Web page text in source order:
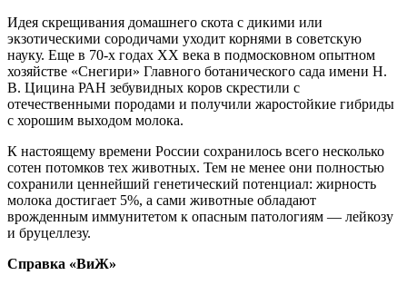
Идея скрещивания домашнего скота с дикими или
экзотическими сородичами уходит корнями в советскую
науку. Еще в 70-х годах XX века в подмосковном опытном
хозяйстве «Снегири» Главного ботанического сада имени Н.
В. Цицина РАН зебувидных коров скрестили с
отечественными породами и получили жаростойкие гибриды
с хорошим выходом молока.
К настоящему времени России сохранилось всего несколько
сотен потомков тех животных. Тем не менее они полностью
сохранили ценнейший генетический потенциал: жирность
молока достигает 5%, а сами животные обладают
врожденным иммунитетом к опасным патологиям — лейкозу
и бруцеллезу.
Справка «ВиЖ»